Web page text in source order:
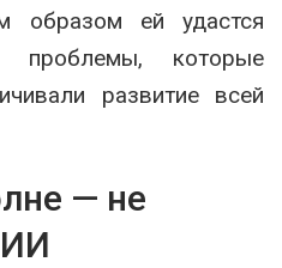
образом ей удастся
которые
развитие всей
— не